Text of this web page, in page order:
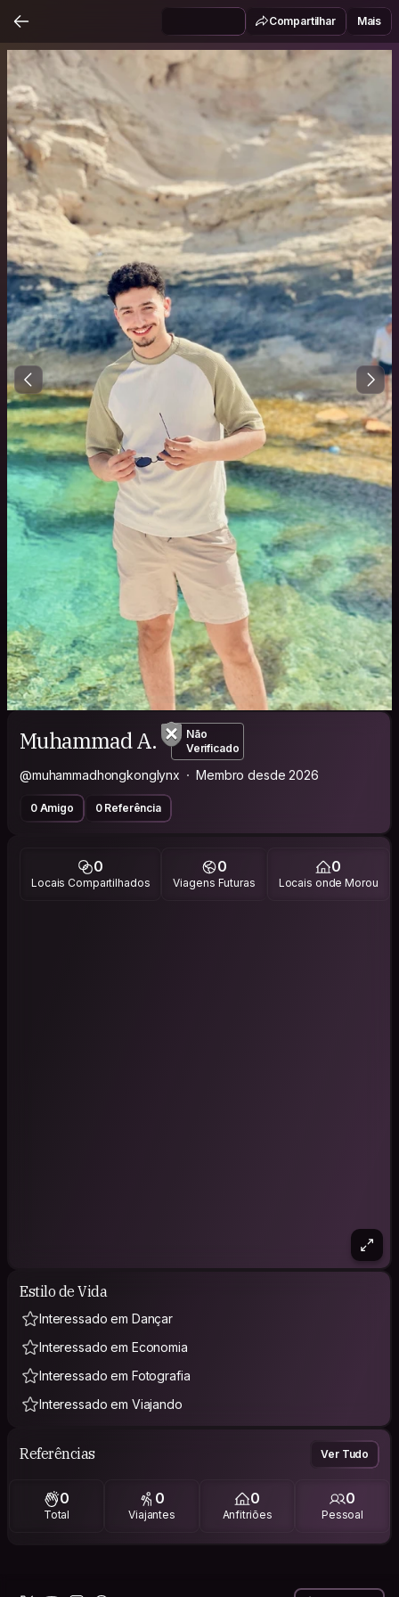
Compartilhar Mais
Muhammad A.
Não
Verificado
@muhammadhongkonglynx Membro desde 2026
0 Amigo 0 Referência
0
Locais Compartilhados
0
Viagens Futuras
0
Locais onde Morou
Estilo de Vida
Interessado em Dançar
Interessado em Economia
Interessado em Fotografia
Interessado em Viajando
Referências Ver Tudo
0
Total
0
Viajantes
0
Anfitriões
0
Pessoal